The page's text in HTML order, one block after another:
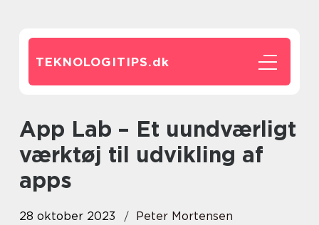
TEKNOLOGITIPS.dk
App Lab – Et uundværligt
værktøj til udvikling af
apps
28 oktober 2023
Peter Mortensen